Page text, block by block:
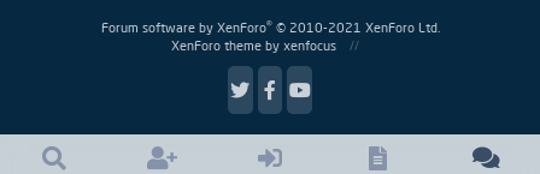
Forum software by XenForo® © 2010-2021 XenForo Ltd.
XenForo theme by xenfocus